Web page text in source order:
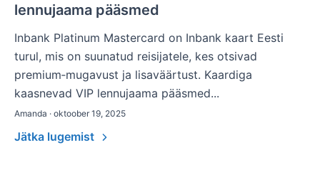
lennujaama pääsmed
Inbank Platinum Mastercard on Inbank kaart Eesti
turul, mis on suunatud reisijatele, kes otsivad
premium‑mugavust ja lisaväärtust. Kaardiga
kaasnevad VIP lennujaama pääsmed...
Amanda · oktoober 19, 2025
Jätka lugemist